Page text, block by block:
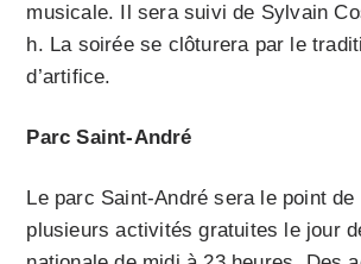
musicale. Il sera suivi de Sylvain
h. La soirée se clôturera par le
d’artifice.
Parc Saint-André
Le parc Saint-André sera le point de
plusieurs activités gratuites le jour